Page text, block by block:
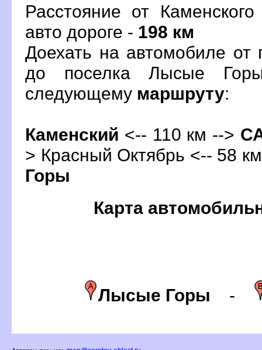
Расстояние от
авто дороге - 198 км
Доехать на автомобиле от
до поселка Лысые
следующему маршруту:
Каменский <-- 110 км -->
> Красный Октябрь <-- 58
Горы
Карта
Лысые Горы -